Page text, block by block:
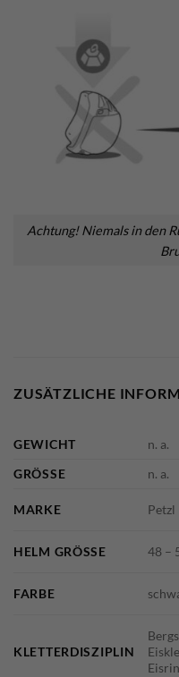
Achtung! Niemals in den
ZUSÄTZLICHE
GEWICHT
n. a.
GRÖSSE
n. a.
MARKE Petzl
HELM GRÖSSE 48 –
FARBE
KLETTERDISZIPLIN